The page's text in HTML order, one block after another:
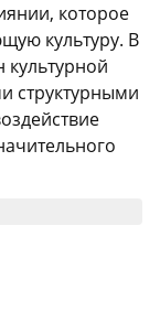
которое
культуру. В
структурными